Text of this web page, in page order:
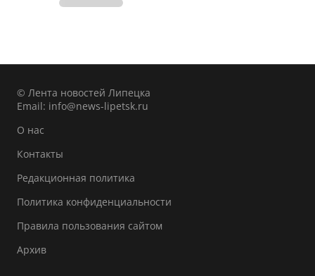
© Лента новостей Липецка
Email: info@news-lipetsk.ru
О нас
Контакты
Редакционная политика
Политика конфиденциальности
Правила пользования сайтом
Архив